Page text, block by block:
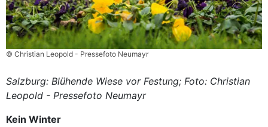
© Christian Leopold - Pressefoto Neumayr
Salzburg: Blühende Wiese vor Festung; Foto: Christian
Leopold - Pressefoto Neumayr
Kein Winter